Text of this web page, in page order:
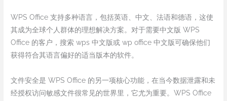
WPS Office 支持多种语言，包括英语、中文、法语和德语，这使
其成为全球个人群体的理想解决方案。对于需要中文版 WPS
Office 的客户，搜索 wps 中文版或 wp office 中文版可确保他们
获得符合其语言偏好的适当版本的软件。
文件安全是 WPS Office 的另一项核心功能，在当今数据泄露和未
经授权访问敏感文件很常见的世界里，它尤为重要。WPS Office